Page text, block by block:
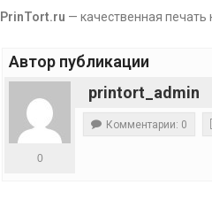
PrinTort.ru — качественная печать
Автор публикации
printort_admin
0
Комментарии: 0